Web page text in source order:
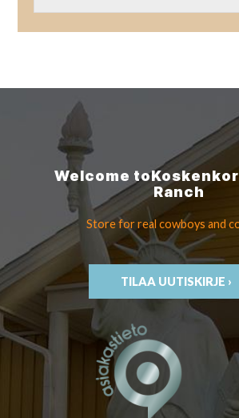
Welcome to
Ranch
Store for real cowboys and
TILAA UUTISKIRJE ›